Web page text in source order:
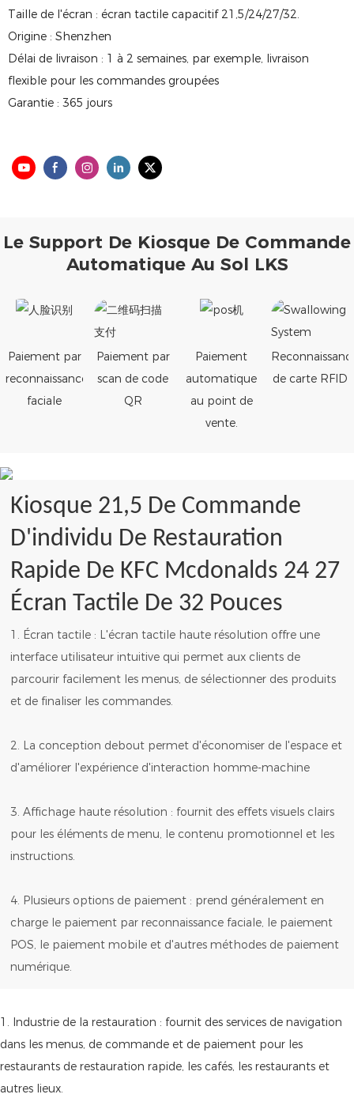
Taille de l'écran : écran tactile capacitif 21,5/24/27/32.
Origine : Shenzhen
Délai de livraison : 1 à 2 semaines, par exemple, livraison
flexible pour les commandes groupées
Garantie : 365 jours
Le Support De Kiosque De Commande
Automatique Au Sol LKS
Paiement par
reconnaissance
faciale
Paiement par
scan de code
QR
Paiement
automatique
au point de
vente.
de carte RFID
Kiosque 21,5 De Commande
D'individu De Restauration
Rapide De KFC Mcdonalds 24 27
Écran Tactile De 32 Pouces
1. Écran tactile : L'écran tactile haute résolution offre une
interface utilisateur intuitive qui permet aux clients de
parcourir facilement les menus, de sélectionner des produits
et de finaliser les commandes.
2. La conception debout permet d'économiser de l'espace et
d'améliorer l'expérience d'interaction homme-machine
3. Affichage haute résolution : fournit des effets visuels clairs
pour les éléments de menu, le contenu promotionnel et les
instructions.
4. Plusieurs options de paiement : prend généralement en
charge le paiement par reconnaissance faciale, le paiement
POS, le paiement mobile et d'autres méthodes de paiement
numérique.
1. Industrie de la restauration : fournit des services de navigation
dans les menus, de commande et de paiement pour les
restaurants de restauration rapide, les cafés, les restaurants et
autres lieux.